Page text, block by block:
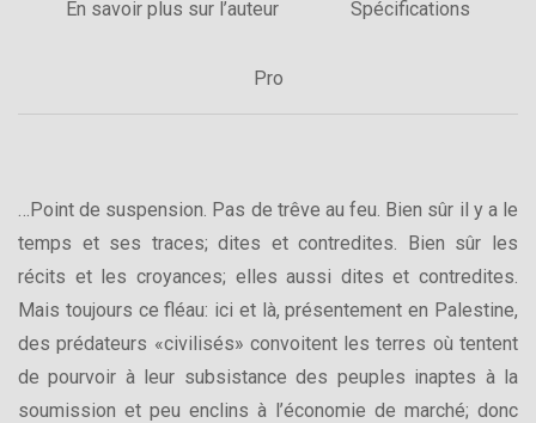
En savoir plus sur l’auteur Spécifications
Pro
…Point de suspension. Pas de trêve au feu. Bien sûr il y a le
temps et ses traces; dites et contredites. Bien sûr les
récits et les croyances; elles aussi dites et contredites.
Mais toujours ce fléau: ici et là, présentement en Palestine,
des prédateurs «civilisés» convoitent les terres où tentent
de pourvoir à leur subsistance des peuples inaptes à la
soumission et peu enclins à l’économie de marché; donc